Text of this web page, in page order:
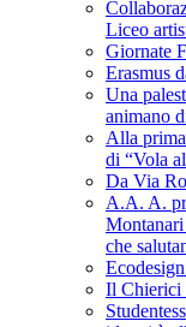
Liceo
Giornate
Erasmus
Una
animano
Alla
di “Vola
Da Via
A.A. A.
che
Il Chierici